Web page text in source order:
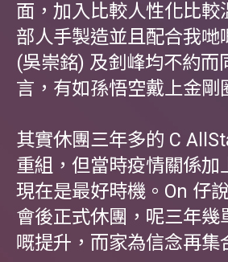
面，加入比較人性化比
部人手製造並且配合我
(吳崇銘) 及釗峰均不約
言，有如孫悟空戴上金
其實休團三年多的 C
重組，但當時疫情關係
現在是最好時機。On 仔
會後正式休團，呢三年
嘅提升，而家為信念再集